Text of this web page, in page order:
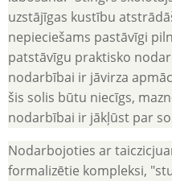
uzstājīgas kustību
nepieciešams pastāvīgi
patstāvīgu praktisko
nodarbībai ir jāvirza
šis solis būtu niecīgs,
nodarbībai ir jākļūst par
Nodarbojoties ar
formalizētie kompleksi,